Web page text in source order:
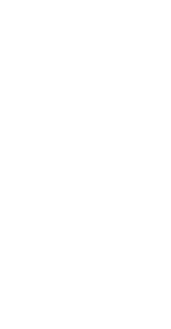
エヴァ
ン グロ